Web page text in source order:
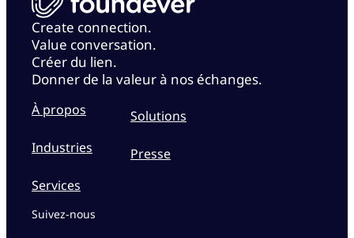
Create connection.
Value conversation.
Créer du lien.
Donner de la valeur à nos échanges.
À propos
Industries
Services
Solutions
Presse
Suivez-nous